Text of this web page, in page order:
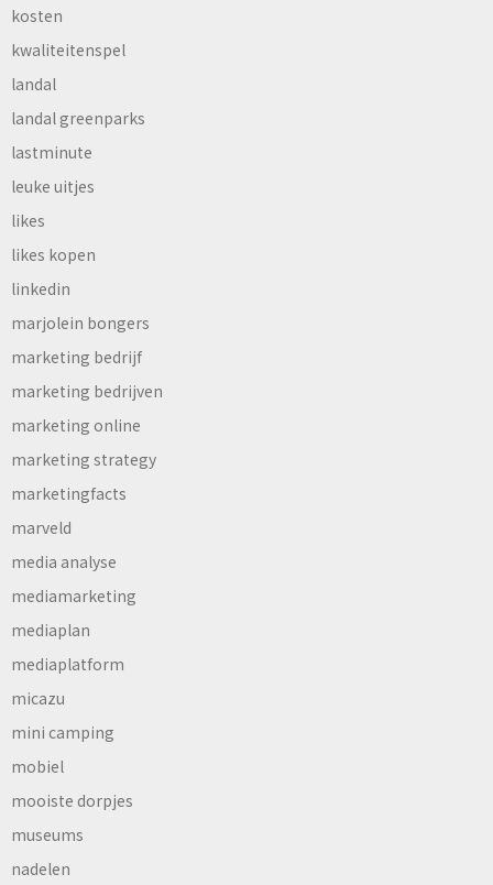
kosten
kwaliteitenspel
landal
landal greenparks
lastminute
leuke uitjes
likes
likes kopen
linkedin
marjolein bongers
marketing bedrijf
marketing bedrijven
marketing online
marketing strategy
marketingfacts
marveld
media analyse
mediamarketing
mediaplan
mediaplatform
micazu
mini camping
mobiel
mooiste dorpjes
museums
nadelen